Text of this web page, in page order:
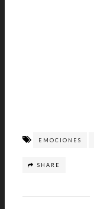
EMOCIONES
SHARE